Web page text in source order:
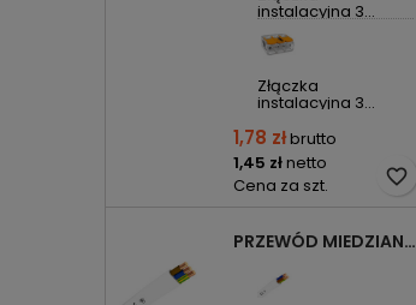
instalacyjna 3...
Złączka
instalacyjna 3...
1,78 złbrutto
1,45 złnetto
Cena za szt.
favorite_border
PRZEWÓD MIEDZIANY YDYP DRUT 3X1,5MM2 ŻO 450/750V